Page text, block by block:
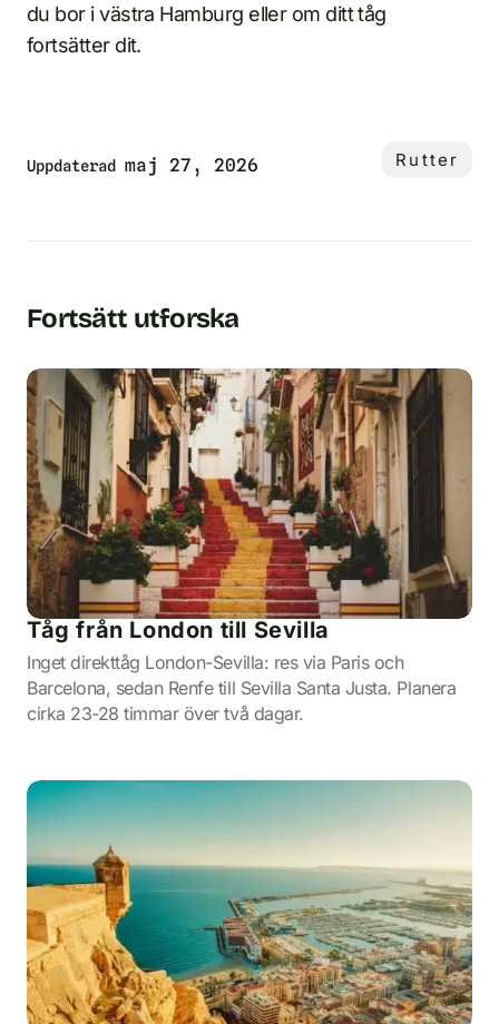
du bor i västra Hamburg eller om ditt tåg
fortsätter dit.
Uppdaterad maj 27, 2026 Rutter
Fortsätt utforska
Tåg från London till Sevilla
Inget direkttåg London-Sevilla: res via Paris och
Barcelona, sedan Renfe till Sevilla Santa Justa. Planera
cirka 23-28 timmar över två dagar.